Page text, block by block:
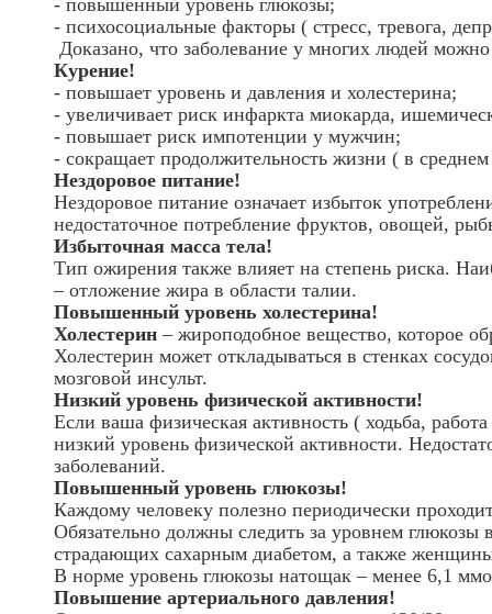
- повышенный уровень глюкозы;
- психосоциальные факторы ( стресс, тревога,
Доказано, что заболевание у многих людей
Курение!
- повышает уровень и давления и холестерина;
- увеличивает риск инфаркта миокарда,
- повышает риск импотенции у мужчин;
- сокращает продолжительность жизни ( в
Нездоровое питание!
Нездоровое питание означает избыток
недостаточное потребление фруктов, овощей,
Избыточная масса тела!
Тип ожирения также влияет на степень риска.
– отложение жира в области талии.
Повышенный уровень холестерина!
Холестерин – жироподобное вещество, которое
Холестерин может откладываться в стенках
мозговой инсульт.
Низкий уровень физической активности!
Если ваша физическая активность ( ходьба,
низкий уровень физической активности.
заболеваний.
Повышенный уровень глюкозы!
Каждому человеку полезно периодически
Обязательно должны следить за уровнем
страдающих сахарным диабетом, а также
В норме уровень глюкозы натощак – менее 6,1
Повышение артериального давления!